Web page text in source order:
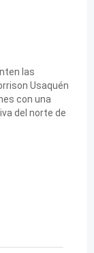
las
Usaquén
con una
del norte de